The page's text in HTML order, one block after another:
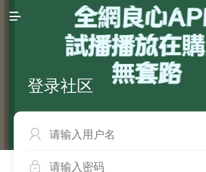

登录社区

